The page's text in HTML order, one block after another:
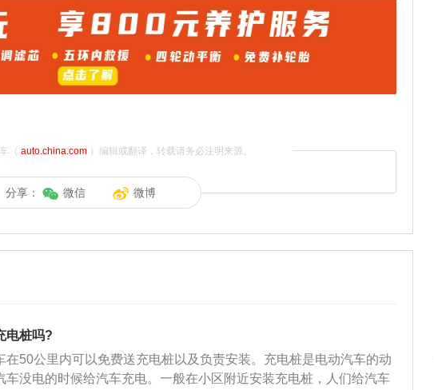
（ auto.china.com）编辑或翻译，转载请务必注明来源。
分享： 微信 微博
电桩吗?
在50公里内可以免费送充电桩以及负责安装。充电桩是电动汽车的动
车没电的时候给汽车充电。一般在小区附近安装充电桩，人们给汽车